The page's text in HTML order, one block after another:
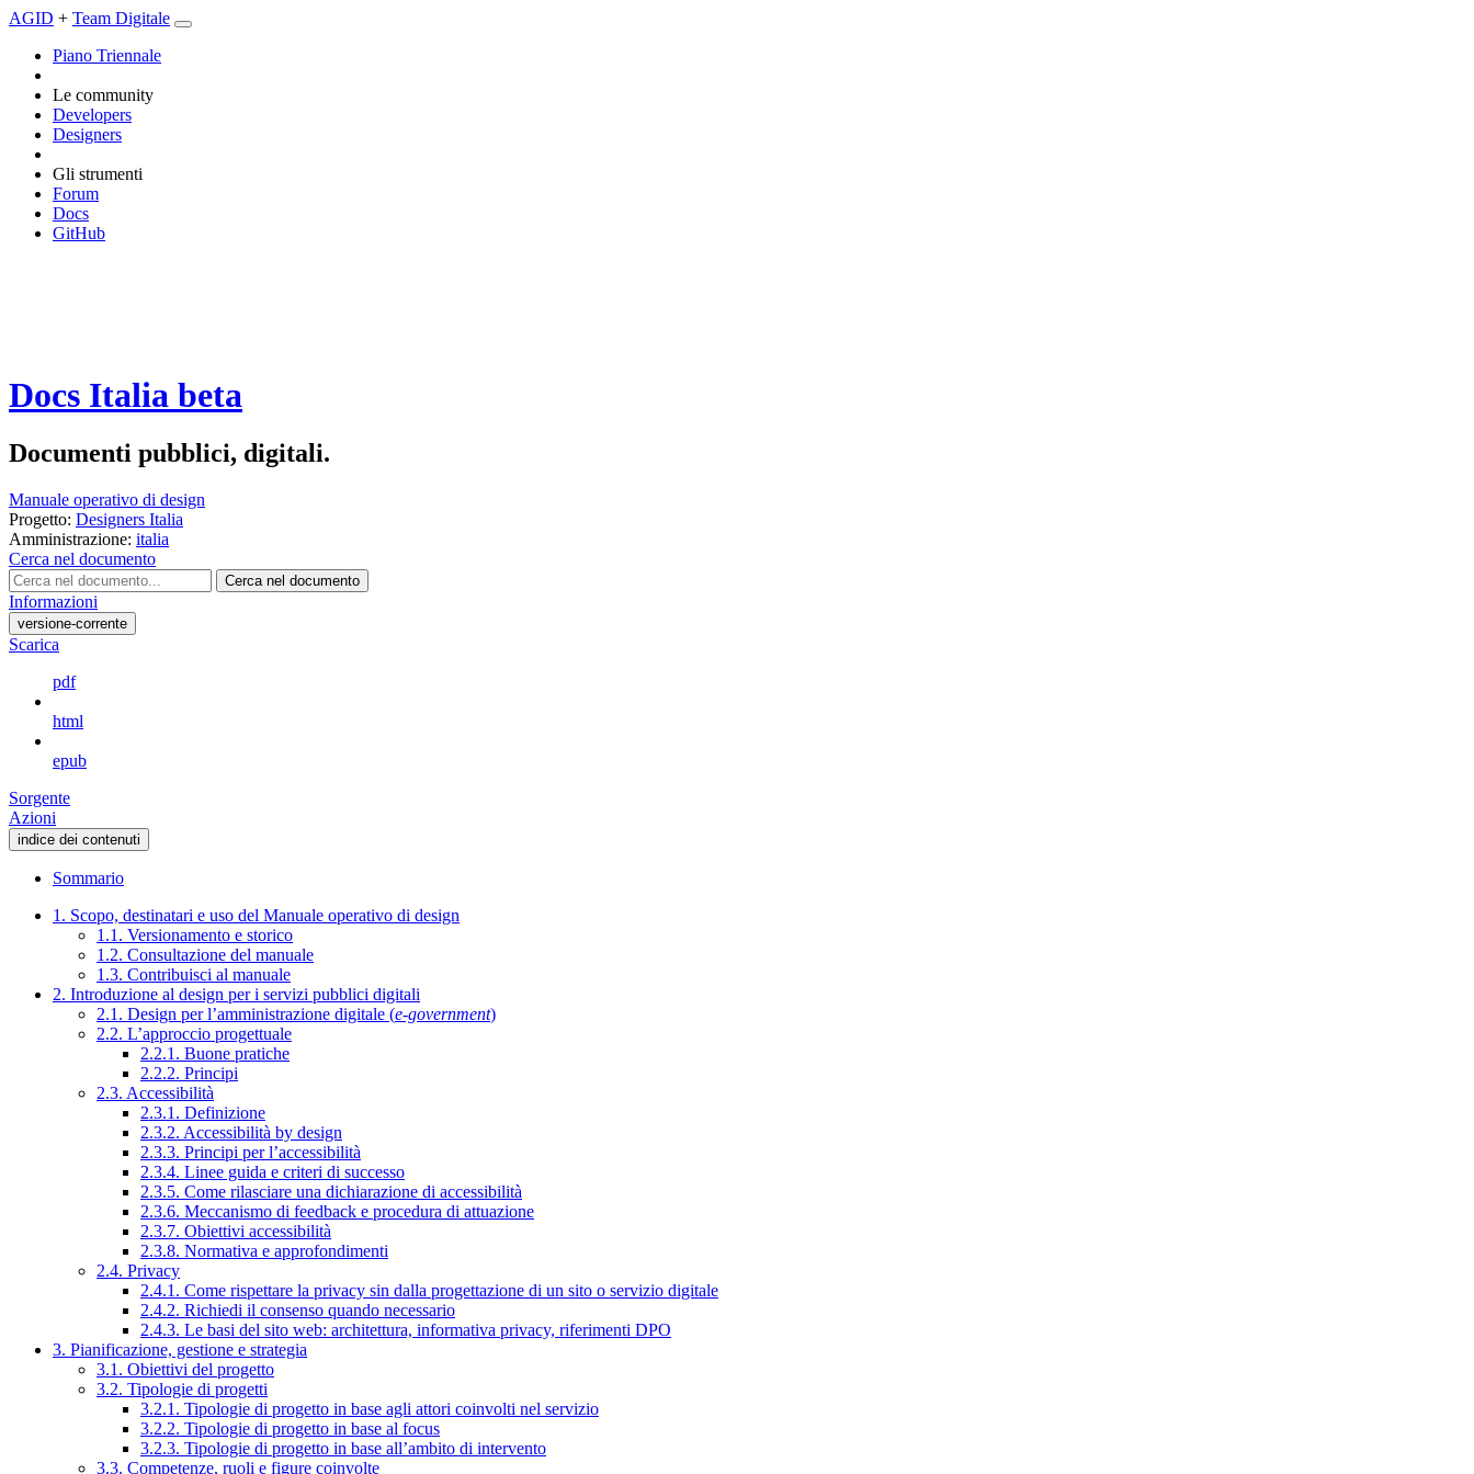
AGID + Team Digitale
Piano Triennale
Le community
Developers
Designers
Gli strumenti
Forum
Docs
GitHub
Docs Italia beta
Documenti pubblici, digitali.
Manuale operativo di design
Progetto: Designers Italia
Amministrazione: italia
Cerca nel documento
Cerca nel documento
Informazioni
versione-corrente
Scarica
pdf
html
epub
Sorgente
Azioni
indice dei contenuti
Sommario
1. Scopo, destinatari e uso del Manuale operativo di design
1.1. Versionamento e storico
1.2. Consultazione del manuale
1.3. Contribuisci al manuale
2. Introduzione al design per i servizi pubblici digitali
2.1. Design per l’amministrazione digitale (e-government)
2.2. L’approccio progettuale
2.2.1. Buone pratiche
2.2.2. Principi
2.3. Accessibilità
2.3.1. Definizione
2.3.2. Accessibilità by design
2.3.3. Principi per l’accessibilità
2.3.4. Linee guida e criteri di successo
2.3.5. Come rilasciare una dichiarazione di accessibilità
2.3.6. Meccanismo di feedback e procedura di attuazione
2.3.7. Obiettivi accessibilità
2.3.8. Normativa e approfondimenti
2.4. Privacy
2.4.1. Come rispettare la privacy sin dalla progettazione di un sito o servizio digitale
2.4.2. Richiedi il consenso quando necessario
2.4.3. Le basi del sito web: architettura, informativa privacy, riferimenti DPO
3. Pianificazione, gestione e strategia
3.1. Obiettivi del progetto
3.2. Tipologie di progetti
3.2.1. Tipologie di progetto in base agli attori coinvolti nel servizio
3.2.2. Tipologie di progetto in base al focus
3.2.3. Tipologie di progetto in base all’ambito di intervento
3.3. Competenze, ruoli e figure coinvolte